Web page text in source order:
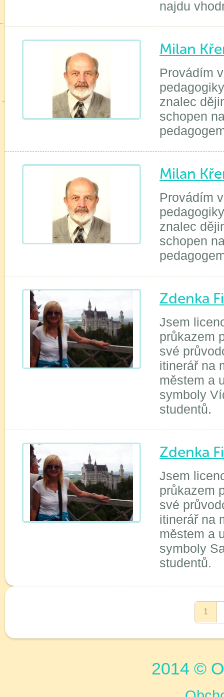
najdu
Milan
Provádím
znalec
schopen
Milan
Provádím
znalec
schopen
Zdenka
Jsem
průkazem
své
itinerář na
městem a
symboly
studentů.
Zdenka
Jsem
průkazem
své
itinerář na
městem a
symboly
studentů.
1
2014 ©